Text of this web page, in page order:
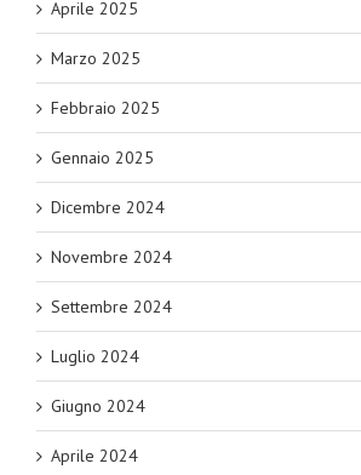
Aprile 2025
Marzo 2025
Febbraio 2025
Gennaio 2025
Dicembre 2024
Novembre 2024
Settembre 2024
Luglio 2024
Giugno 2024
Aprile 2024